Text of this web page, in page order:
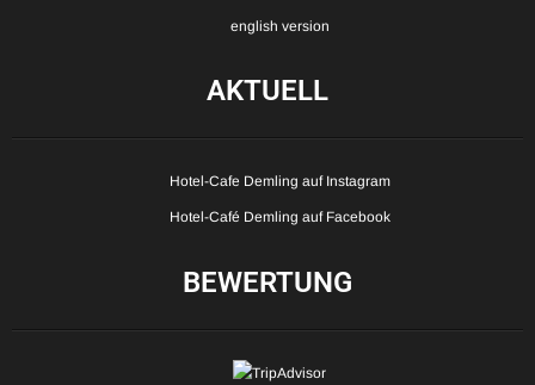
english version
AKTUELL
Hotel-Cafe Demling auf Instagram
Hotel-Café Demling auf Facebook
BEWERTUNG